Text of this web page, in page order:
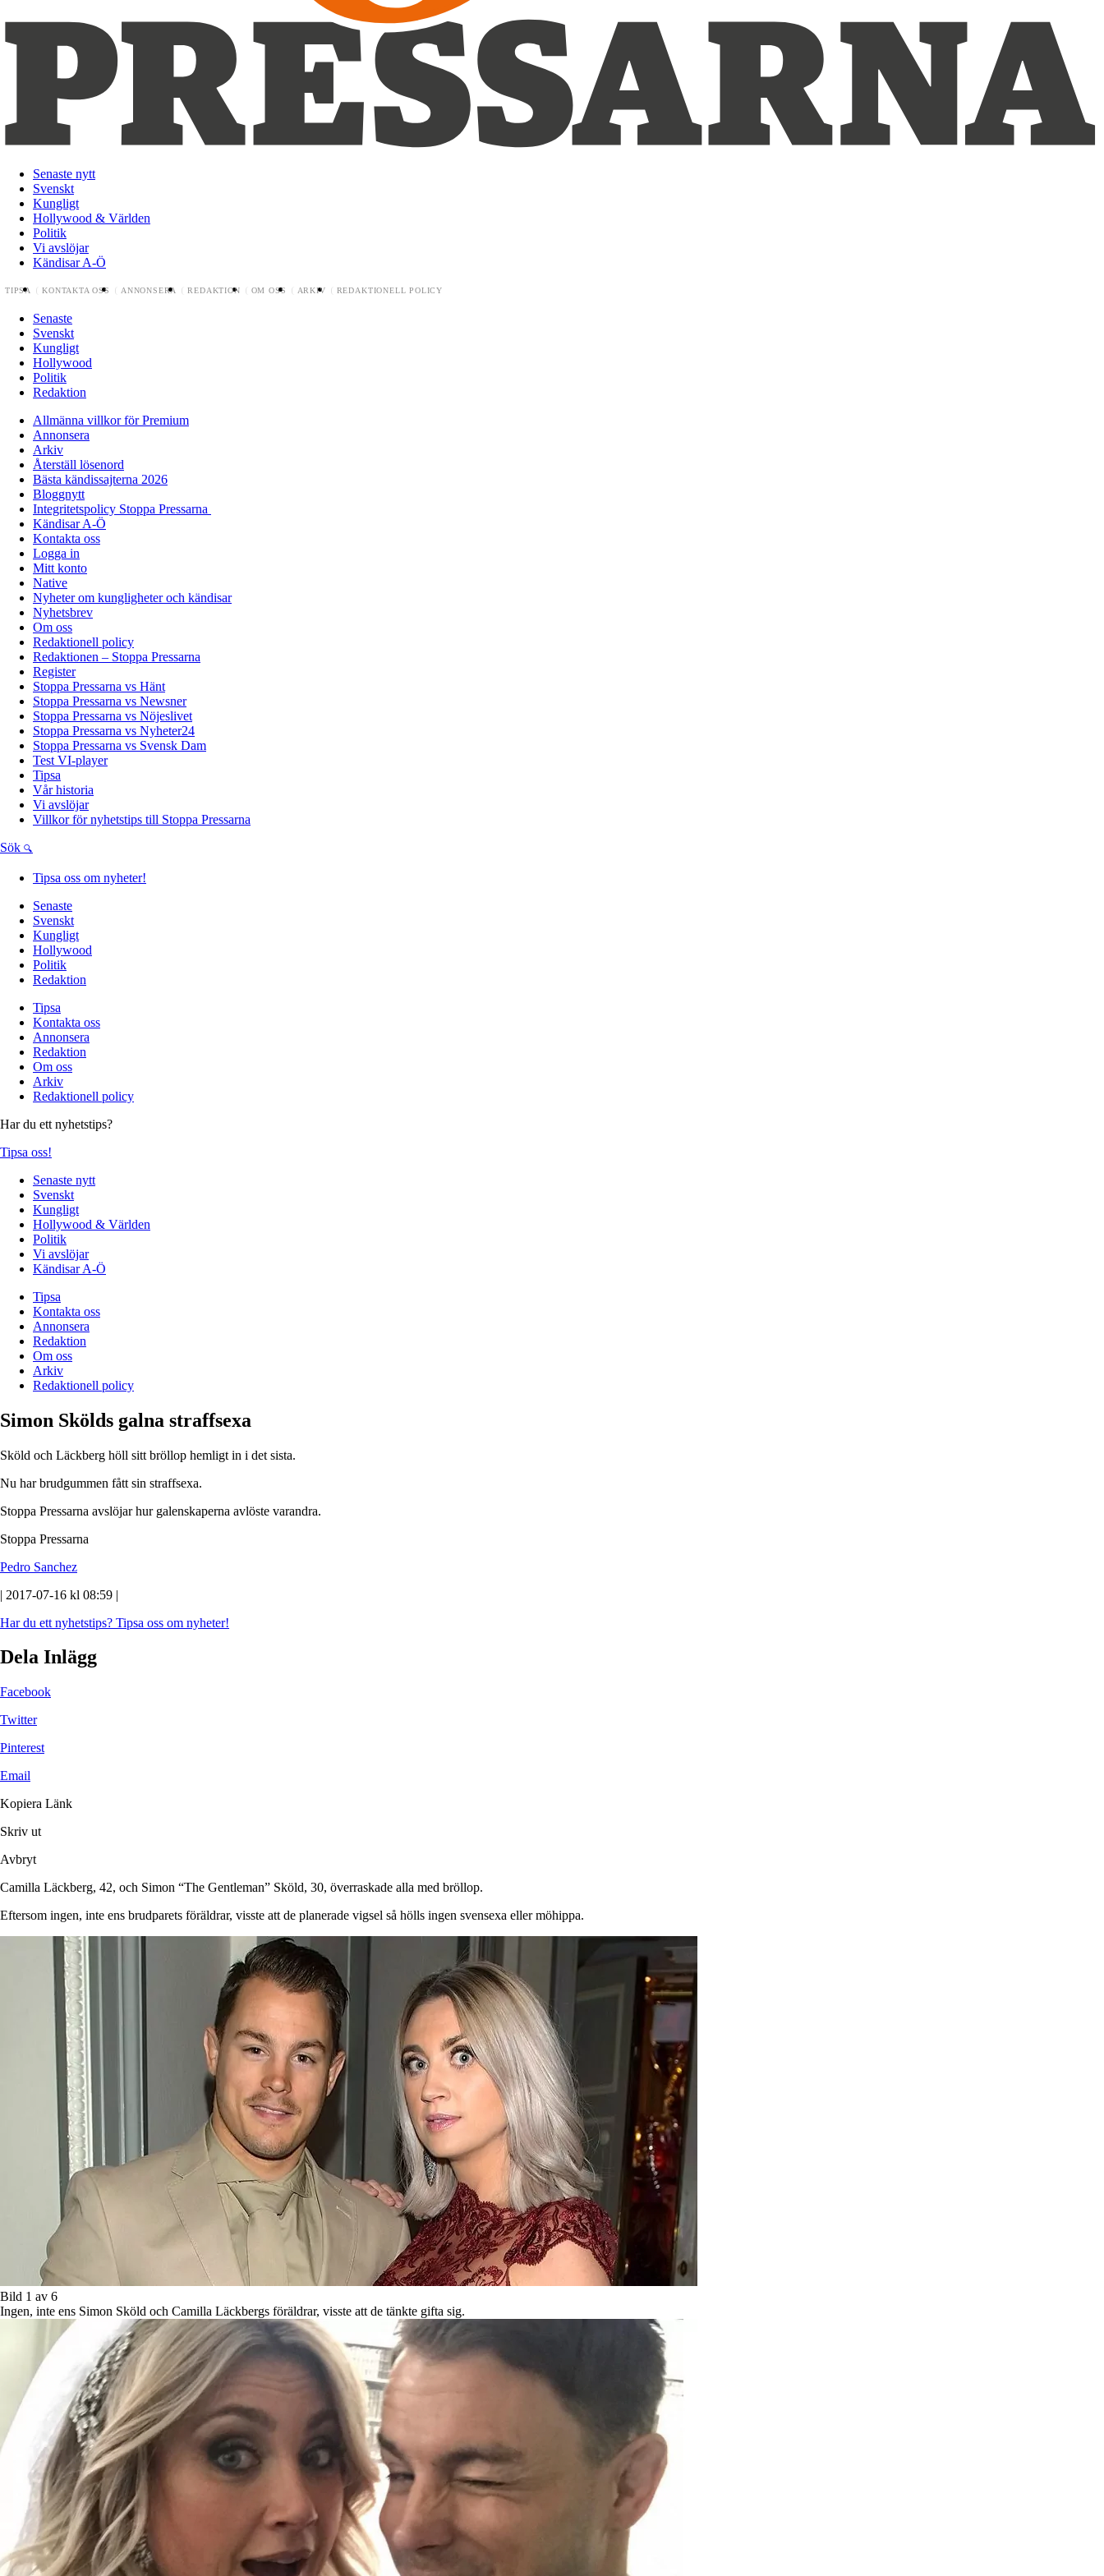
Senaste nytt
Svenskt
Kungligt
Hollywood & Världen
Politik
Vi avslöjar
Kändisar A-Ö
TIPSA KONTAKTA OSS ANNONSERA REDAKTION OM OSS ARKIV REDAKTIONELL POLICY
Senaste
Svenskt
Kungligt
Hollywood
Politik
Redaktion
Allmänna villkor för Premium
Annonsera
Arkiv
Återställ lösenord
Bästa kändissajterna 2026
Bloggnytt
Integritetspolicy Stoppa Pressarna
Kändisar A-Ö
Kontakta oss
Logga in
Mitt konto
Native
Nyheter om kungligheter och kändisar
Nyhetsbrev
Om oss
Redaktionell policy
Redaktionen – Stoppa Pressarna
Register
Stoppa Pressarna vs Hänt
Stoppa Pressarna vs Newsner
Stoppa Pressarna vs Nöjeslivet
Stoppa Pressarna vs Nyheter24
Stoppa Pressarna vs Svensk Dam
Test VI-player
Tipsa
Vår historia
Vi avslöjar
Villkor för nyhetstips till Stoppa Pressarna
Sök
Tipsa oss om nyheter!
Senaste
Svenskt
Kungligt
Hollywood
Politik
Redaktion
Tipsa
Kontakta oss
Annonsera
Redaktion
Om oss
Arkiv
Redaktionell policy
Har du ett nyhetstips?
Tipsa oss!
Senaste nytt
Svenskt
Kungligt
Hollywood & Världen
Politik
Vi avslöjar
Kändisar A-Ö
Tipsa
Kontakta oss
Annonsera
Redaktion
Om oss
Arkiv
Redaktionell policy
Simon Skölds galna straffsexa
Sköld och Läckberg höll sitt bröllop hemligt in i det sista.
Nu har brudgummen fått sin straffsexa.
Stoppa Pressarna avslöjar hur galenskaperna avlöste varandra.
Stoppa Pressarna
Pedro Sanchez
| 2017-07-16 kl 08:59 |
Har du ett nyhetstips? Tipsa oss om nyheter!
Dela Inlägg
Facebook
Twitter
Pinterest
Email
Kopiera Länk
Skriv ut
Avbryt
Camilla Läckberg, 42, och Simon “The Gentleman” Sköld, 30, överraskade alla med bröllop.
Eftersom ingen, inte ens brudparets föräldrar, visste att de planerade vigsel så hölls ingen svensexa eller möhippa.
Bild 1 av 6
Ingen, inte ens Simon Sköld och Camilla Läckbergs föräldrar, visste att de tänkte gifta sig.